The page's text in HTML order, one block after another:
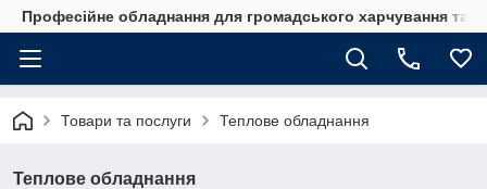
Професійне обладнання для громадського харчування та
Товари та послуги Теплове обладнання
Теплове обладнання